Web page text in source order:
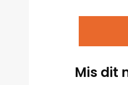
Mis dit